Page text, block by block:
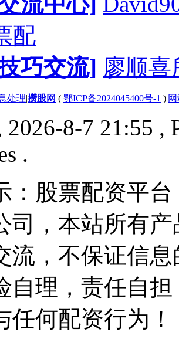
配
巧交流] 廖顺
处理|攒股网 ( 鄂ICP备2024045400号-1 )|
8-7 21:55 ,
.
：股票配资平
司，本站所有
流，不保证信
自理，责任自
任何配资行为！